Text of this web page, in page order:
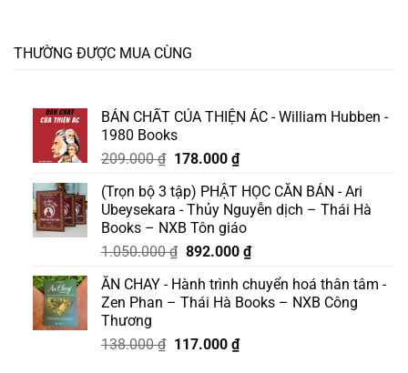
THƯỜNG ĐƯỢC MUA CÙNG
BẢN CHẤT CỦA THIỆN ÁC - William Hubben -
1980 Books
209.000₫ Giá
là:
209.000 ₫.
178.000 ₫Giá
tại
là:
178.000 ₫.
(Trọn bộ 3 tập) PHẬT HỌC CĂN BẢN - Ari
Ubeysekara - Thủy Nguyễn dịch – Thái Hà
Books – NXB Tôn giáo
1.050.000₫ Giá
là:
1.050.000 ₫.
892.000 ₫Giá
tại
là:
ĂN CHAY - Hành trình chuyển hoá thân tâm -
Zen Phan – Thái Hà Books – NXB Công
Thương
138.000₫ Giá
117.000 ₫Giá